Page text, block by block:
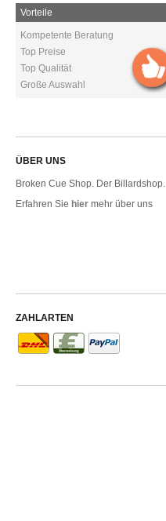
Vorteile
Kompetente Beratung
Top Preise
Top Qualität
Große Auswahl
ÜBER UNS
Broken Cue Shop. Der Billardshop.
Erfahren Sie hier mehr über uns
ZAHLARTEN